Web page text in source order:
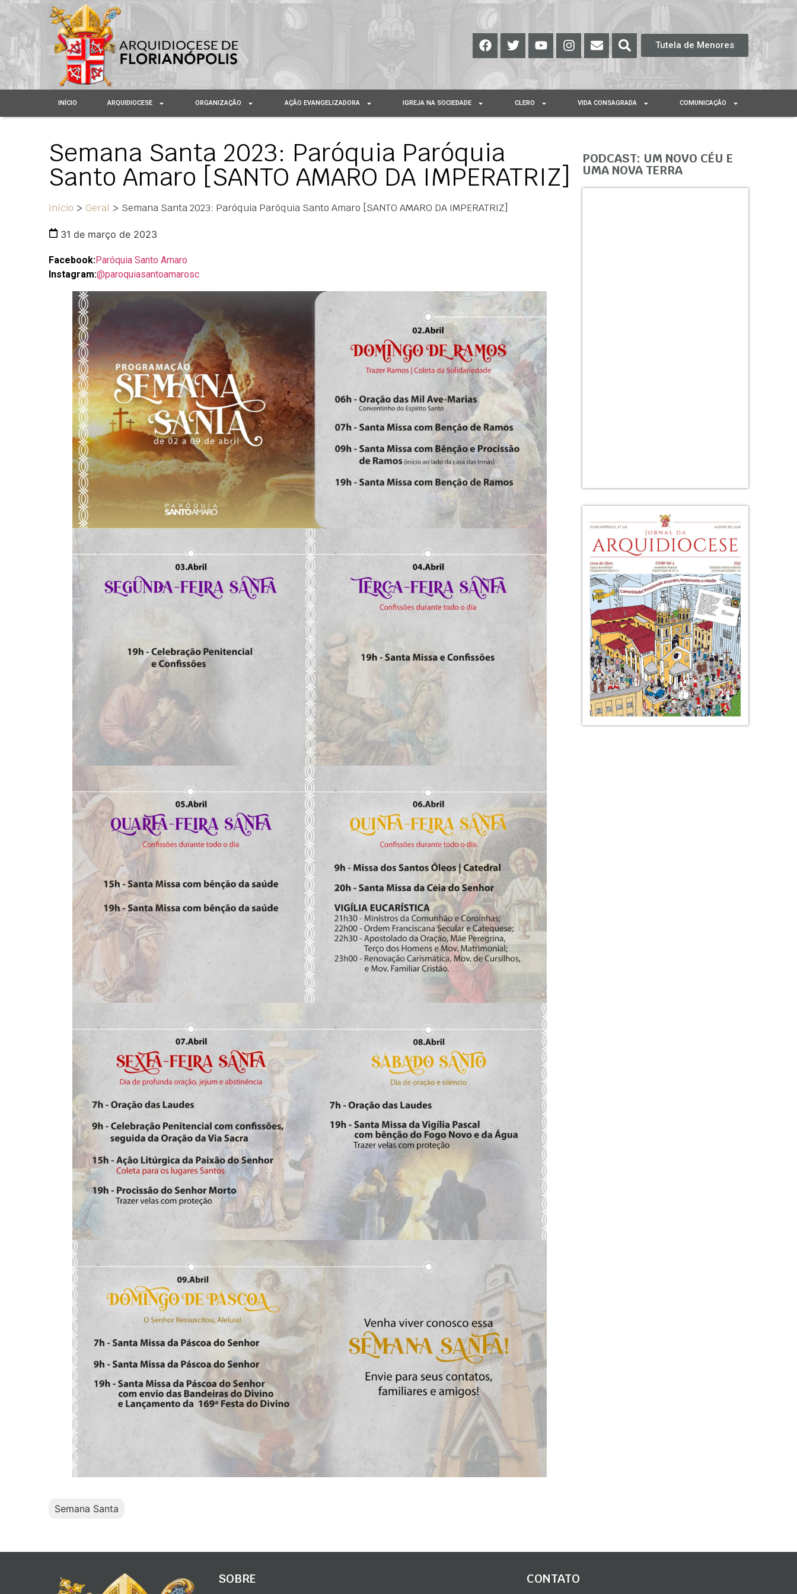
Tutela de Menores
INÍCIO ARQUIDIOCESE ORGANIZAÇÃO AÇÃO EVANGELIZADORA IGREJA NA SOCIEDADE CLERO VIDA CONSAGRADA COMUNICAÇÃO
Semana Santa 2023: Paróquia Paróquia
Santo Amaro [SANTO AMARO DA IMPERATRIZ]
Início > Geral > Semana Santa 2023: Paróquia Paróquia Santo Amaro [SANTO AMARO DA IMPERATRIZ]
31 de março de 2023
Facebook:Paróquia Santo Amaro
Instagram:@paroquiasantoamarosc
Semana Santa
PODCAST: UM NOVO CÉU E
UMA NOVA TERRA
SOBRE CONTATO